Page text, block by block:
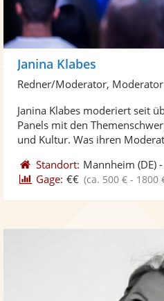
Janina Klabes
Redner/Moderator, Moderator
Janina Klabes moderiert seit
Panels mit den
und Kultur. Was ihren
Standort: Mannheim (DE)
Gage: €€ (ca. 500 € -